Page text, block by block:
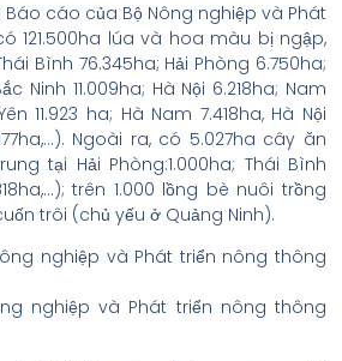
cáo của Bộ Nông nghiệp và Phát
121.500ha lúa và hoa màu bị ngập,
Bình 76.345ha; Hải Phòng 6.750ha;
Ninh 11.009ha; Hà Nội 6.218ha; Nam
11.923 ha; Hà Nam 7.418ha, Hà Nội
Ngoài ra, có 5.027ha cây ăn
tại Hải Phòng:1.000ha; Thái Bình
trên 1.000 lồng bè nuôi trồng
trôi (chủ yếu ở Quảng Ninh).
nghiệp và Phát triển nông thông